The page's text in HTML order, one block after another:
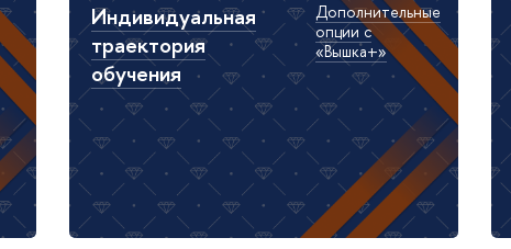
Индивидуальная
траектория
обучения
Дополнительные
опции с
«Вышка+»